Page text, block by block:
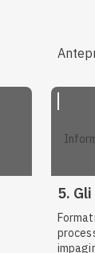
5.
processor /